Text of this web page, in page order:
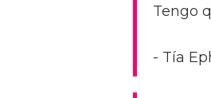
Tengo
- Tía